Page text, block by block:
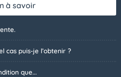
à savoir
cas puis-je l’obtenir ?
que...